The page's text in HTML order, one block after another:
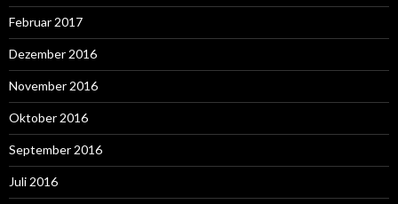
Februar 2017
Dezember 2016
November 2016
Oktober 2016
September 2016
Juli 2016